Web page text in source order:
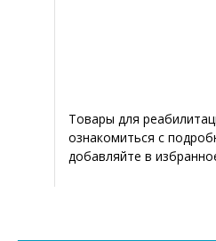
Товары для
ознакомиться с
добавляйте в